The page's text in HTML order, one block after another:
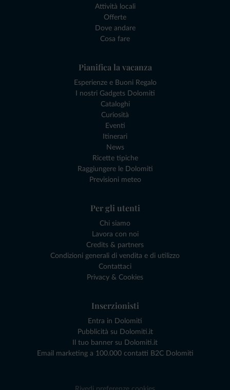
Attività locali
Offerte
Dove andare
Cosa fare
Pianifica la vacanza
Esperienze e Buoni Regalo
I nostri Gadgets Dolomiti
Cataloghi
Curiosità
Eventi
Itinerari
News
Ricette tipiche
Raggiungere le Dolomiti
Previsioni meteo
Per gli utenti
Chi siamo
Lavora con noi
Credits & partners
Condizioni generali di vendita e di utilizzo
Contattaci
Privacy & Cookies
Inserzionisti
Entra in Dolomiti
Pubblicità su Dolomiti.it
Il tuo banner su Dolomiti.it
Email marketing a 100.000 contatti B2C Dolomiti